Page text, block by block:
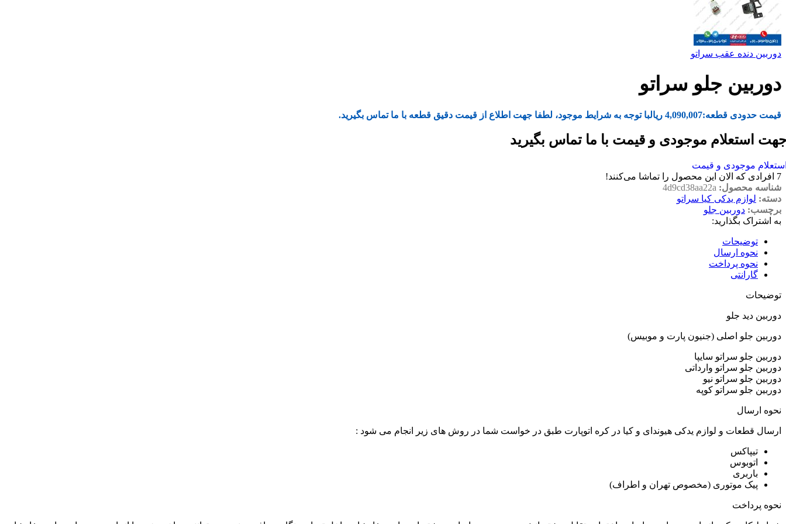
دوربین دنده عقب سراتو
دوربین جلو سراتو
قیمت حدودی قطعه:4,090,007 ریالبا توجه به شرایط موجود، لطفا جهت اطلاع از قیمت دقیق قطعه با ما تماس بگیرید.
استعلام موجودی و قیمت با ما تماس بگیرید
موجودی و قیمت
7 افرادی که الان این محصول را تماشا می‌کنند!
شناسه محصول: 4d9cd38aa22a
دسته: لوازم یدکی کیا سراتو
برچسب: دوربین جلو
به اشتراک بگذارید:
توضیحات
نحوه ارسال
نحوه پرداخت
گارانتی
توضیحات
دوربین دید جلو
دوربین جلو اصلی (جنیون پارت و موبیس)
دوربین جلو سراتو سایپا
دوربین جلو سراتو وارداتی
دوربین جلو سراتو نیو
دوربین جلو سراتو کوپه
نحوه ارسال
ارسال قطعات و لوازم یدکی هیوندای و کیا در کره اتوپارت طبق در خواست شما در روش های زیر انجام می شود :
تیپاکس
اتوبوس
باربری
پیک موتوری (مخصوص تهران و اطراف)
نحوه پرداخت